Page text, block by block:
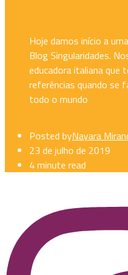
Hoje damos início a
Blog Singularidades.
educadora italiana que
referências quando se
todo o mundo
Posted byNayara
23 de julho de 2019
4 minute read